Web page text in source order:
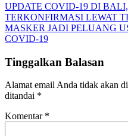
UPDATE COVID-19 DI
TERKONFIRMASI LEWAT
MASKER JADI PELUANG
COVID-19
Tinggalkan Balasan
Alamat email Anda tidak akan
ditandai *
Komentar *